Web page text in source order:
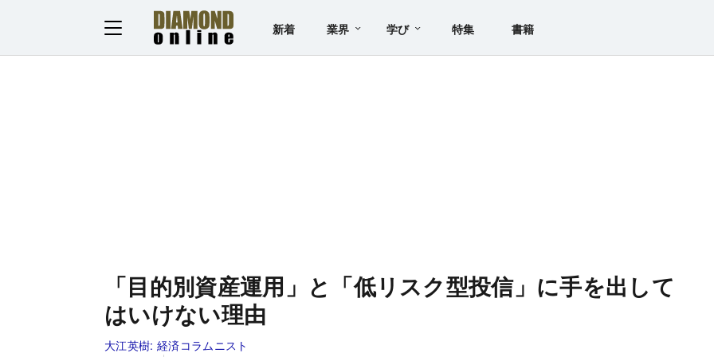
新着 業界 学び 特集 書籍
「目的別資産運用」と「低リスク型投信」に手を出して
はいけない理由
大江英樹: 経済コラムニスト